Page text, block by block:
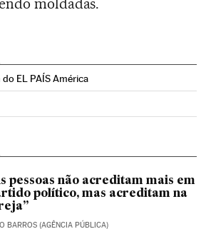
moldadas.
EL PAÍS América
en Instagram
pessoas não acreditam mais em
político, mas acreditam na
BARROS (AGÊNCIA PÚBLICA)